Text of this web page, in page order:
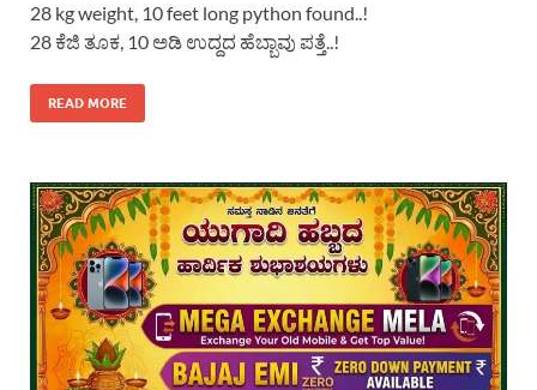
28 kg weight, 10 feet long python found..!
28 ಕೆಜಿ ತೂಕ, 10 ಅಡಿ ಉದ್ದದ ಹೆಬ್ಬಾವು ಪತ್ತೆ..!
READ MORE